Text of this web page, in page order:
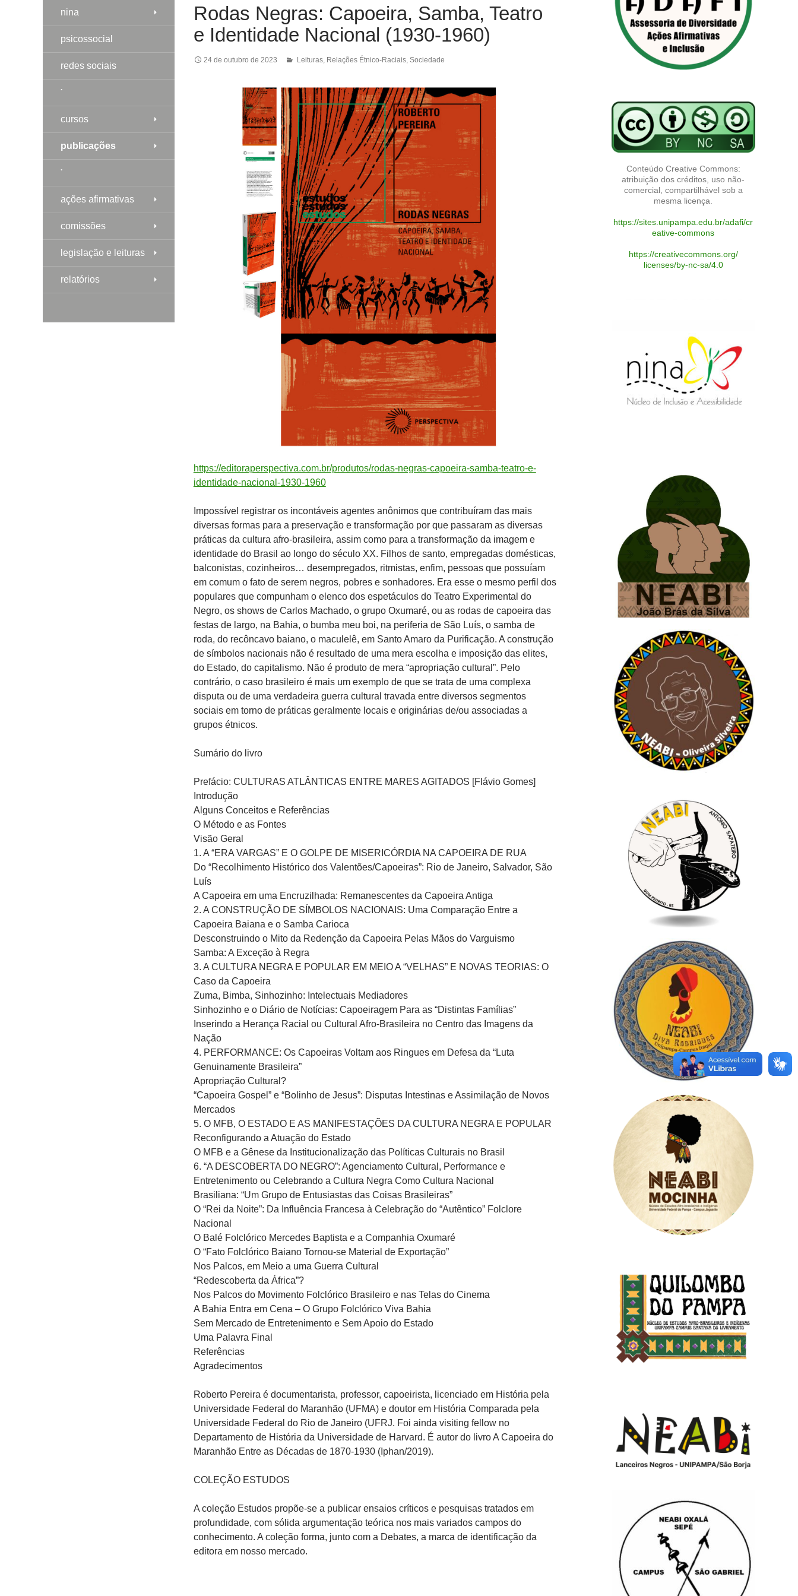
Rodas Negras: Capoeira, Samba, Teatro
e Identidade Nacional (1930-1960)
24 de outubro de 2023 Leituras, Relações Étnico-Raciais, Sociedade
https://editoraperspectiva.com.br/produtos/rodas-negras-capoeira-samba-teatro-e-
identidade-nacional-1930-1960
Impossível registrar os incontáveis agentes anônimos que contribuíram das mais
diversas formas para a preservação e transformação por que passaram as diversas
práticas da cultura afro-brasileira, assim como para a transformação da imagem e
identidade do Brasil ao longo do século XX. Filhos de santo, empregadas domésticas,
balconistas, cozinheiros… desempregados, ritmistas, enfim, pessoas que possuíam
em comum o fato de serem negros, pobres e sonhadores. Era esse o mesmo perfil dos
populares que compunham o elenco dos espetáculos do Teatro Experimental do
Negro, os shows de Carlos Machado, o grupo Oxumaré, ou as rodas de capoeira das
festas de largo, na Bahia, o bumba meu boi, na periferia de São Luís, o samba de
roda, do recôncavo baiano, o maculelê, em Santo Amaro da Purificação. A construção
de símbolos nacionais não é resultado de uma mera escolha e imposição das elites,
do Estado, do capitalismo. Não é produto de mera “apropriação cultural”. Pelo
contrário, o caso brasileiro é mais um exemplo de que se trata de uma complexa
disputa ou de uma verdadeira guerra cultural travada entre diversos segmentos
sociais em torno de práticas geralmente locais e originárias de/ou associadas a
grupos étnicos.
Sumário do livro
Prefácio: CULTURAS ATLÂNTICAS ENTRE MARES AGITADOS [Flávio Gomes]
Introdução
Alguns Conceitos e Referências
O Método e as Fontes
Visão Geral
1. A “ERA VARGAS” E O GOLPE DE MISERICÓRDIA NA CAPOEIRA DE RUA
Do “Recolhimento Histórico dos Valentões/Capoeiras”: Rio de Janeiro, Salvador, São
Luís
A Capoeira em uma Encruzilhada: Remanescentes da Capoeira Antiga
2. A CONSTRUÇÃO DE SÍMBOLOS NACIONAIS: Uma Comparação Entre a
Capoeira Baiana e o Samba Carioca
Desconstruindo o Mito da Redenção da Capoeira Pelas Mãos do Varguismo
Samba: A Exceção à Regra
3. A CULTURA NEGRA E POPULAR EM MEIO A “VELHAS” E NOVAS TEORIAS: O
Caso da Capoeira
Zuma, Bimba, Sinhozinho: Intelectuais Mediadores
Sinhozinho e o Diário de Notícias: Capoeiragem Para as “Distintas Famílias”
Inserindo a Herança Racial ou Cultural Afro-Brasileira no Centro das Imagens da
Nação
4. PERFORMANCE: Os Capoeiras Voltam aos Ringues em Defesa da “Luta
Genuinamente Brasileira”
Apropriação Cultural?
“Capoeira Gospel” e “Bolinho de Jesus”: Disputas Intestinas e Assimilação de Novos
Mercados
5. O MFB, O ESTADO E AS MANIFESTAÇÕES DA CULTURA NEGRA E POPULAR
Reconfigurando a Atuação do Estado
O MFB e a Gênese da Institucionalização das Políticas Culturais no Brasil
6. “A DESCOBERTA DO NEGRO”: Agenciamento Cultural, Performance e
Entretenimento ou Celebrando a Cultura Negra Como Cultura Nacional
Brasiliana: “Um Grupo de Entusiastas das Coisas Brasileiras”
O “Rei da Noite”: Da Influência Francesa à Celebração do “Autêntico” Folclore
Nacional
O Balé Folclórico Mercedes Baptista e a Companhia Oxumaré
O “Fato Folclórico Baiano Tornou-se Material de Exportação”
Nos Palcos, em Meio a uma Guerra Cultural
“Redescoberta da África”?
Nos Palcos do Movimento Folclórico Brasileiro e nas Telas do Cinema
A Bahia Entra em Cena – O Grupo Folclórico Viva Bahia
Sem Mercado de Entretenimento e Sem Apoio do Estado
Uma Palavra Final
Referências
Agradecimentos
Roberto Pereira é documentarista, professor, capoeirista, licenciado em História pela
Universidade Federal do Maranhão (UFMA) e doutor em História Comparada pela
Universidade Federal do Rio de Janeiro (UFRJ. Foi ainda visiting fellow no
Departamento de História da Universidade de Harvard. É autor do livro A Capoeira do
Maranhão Entre as Décadas de 1870-1930 (Iphan/2019).
COLEÇÃO ESTUDOS
A coleção Estudos propõe-se a publicar ensaios críticos e pesquisas tratados em
profundidade, com sólida argumentação teórica nos mais variados campos do
conhecimento. A coleção forma, junto com a Debates, a marca de identificação da
editora em nosso mercado.
Conteúdo Creative Commons:
atribuição dos créditos, uso não-
comercial, compartilhável sob a
mesma licença.
https://sites.unipampa.edu.br/adafi/cr
eative-commons
https://creativecommons.org/
licenses/by-nc-sa/4.0
nina
psicossocial
redes sociais
༌
cursos
publicações
༌
ações afirmativas
comissões
legislação e leituras
relatórios